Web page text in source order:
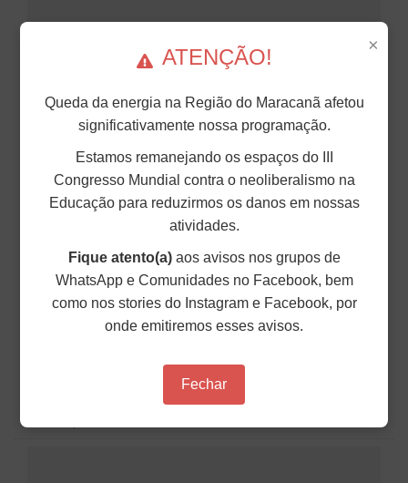
NOTA DE REPÚDIO DA DIRETORIA DO
ANDES-SN À RETOMADA DE PROJETO
QUE IMPÕE EXAME TOXICOLÓGICO
OBRIGATÓRIO A ESTUDANTES DAS
UNIVERSIDADES PÚBLICAS DO PARANÁ
O ANDES-SN repudia veementemente a retomada,
pela Assembleia Legislativa do Paraná (ALEP), do
realização obrigatória de exames toxicológicos no
processo de matrícula para todo o corpo discente
×
ATENÇÃO!
Queda da energia na Região do Maracanã afetou
significativamente nossa programação.
Estamos remanejando os espaços do III
Congresso Mundial contra o neoliberalismo na
Educação para reduzirmos os danos em nossas
atividades.
Fique atento(a)aos avisos nos grupos de
WhatsApp e Comunidades no Facebook, bem
como nos stories do Instagram e Facebook, por
onde emitiremos esses avisos.
Fechar